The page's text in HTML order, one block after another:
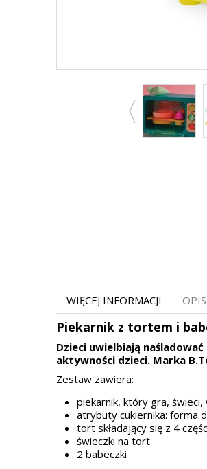
WIĘCEJ INFORMACJI OPIS
Piekarnik z tortem i
Dzieci uwielbiają
aktywności dzieci. Marka
Zestaw zawiera:
piekarnik, który gra,
atrybuty cukiernika: forma
tort składający się z 4
świeczki na tort
2 babeczki